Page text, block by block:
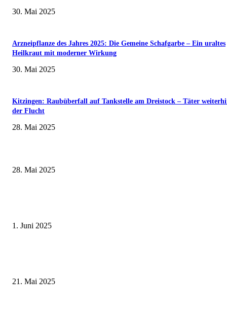
30. Mai 2025
Arzneipflanze des Jahres 2025: Die Gemeine Schafgarbe – Ein uraltes
Heilkraut mit moderner Wirkung
30. Mai 2025
Kitzingen: Raubüberfall auf Tankstelle am Dreistock – Täter
der Flucht
28. Mai 2025
28. Mai 2025
1. Juni 2025
21. Mai 2025